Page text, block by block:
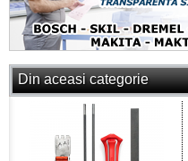
Din aceasi categorie